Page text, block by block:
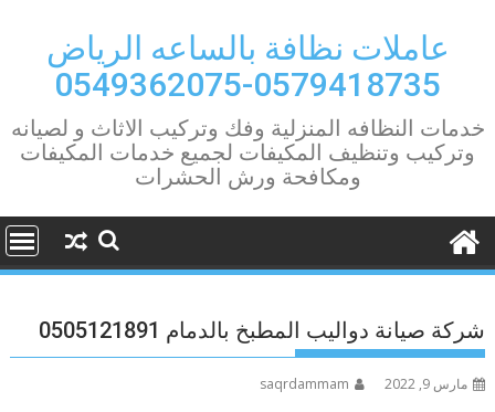
contentعاملات نظافة بالساعه الرياض
0579418735-0549362075
خدمات النظافه المنزلية وفك وتركيب الاثاث و لصيانه
وتركيب وتنظيف المكيفات لجميع خدمات المكيفات
ومكافحة ورش الحشرات
شركة صيانة دواليب المطبخ بالدمام 0505121891
مارس 9, 2022 saqrdammam